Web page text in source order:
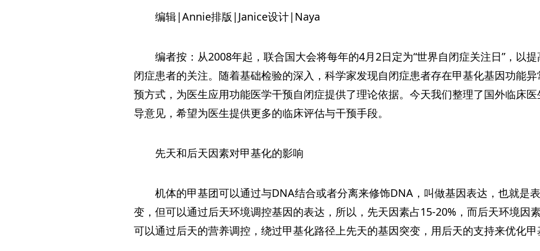
编辑|Annie排版|Janice设计|Naya
编者按：从2008年起，联合国大会将每年的4月2日定为“世界自闭症关注日”，以
闭症患者的关注。随着基础检验的深入，科学家发现自闭症患者存在甲基化基因功能
预方式，为医生应用功能医学干预自闭症提供了理论依据。今天我们整理了国外临床
导意见，希望为医生提供更多的临床评估与干预手段。
先天和后天因素对甲基化的影响
机体的甲基团可以通过与DNA结合或者分离来修饰DNA，叫做基因表达，也就是
变，但可以通过后天环境调控基因的表达，所以，先天因素占15-20%，而后天环境因
可以通过后天的营养调控，绕过甲基化路径上先天的基因突变，用后天的支持来优化甲